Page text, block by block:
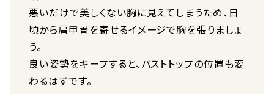
悪いだけで美しくない胸に見えてしまうため、日
頃から肩甲骨を寄せるイメージで胸を張りましょ
う。
良い姿勢をキープすると、バストトップの位置も変
わるはずです。